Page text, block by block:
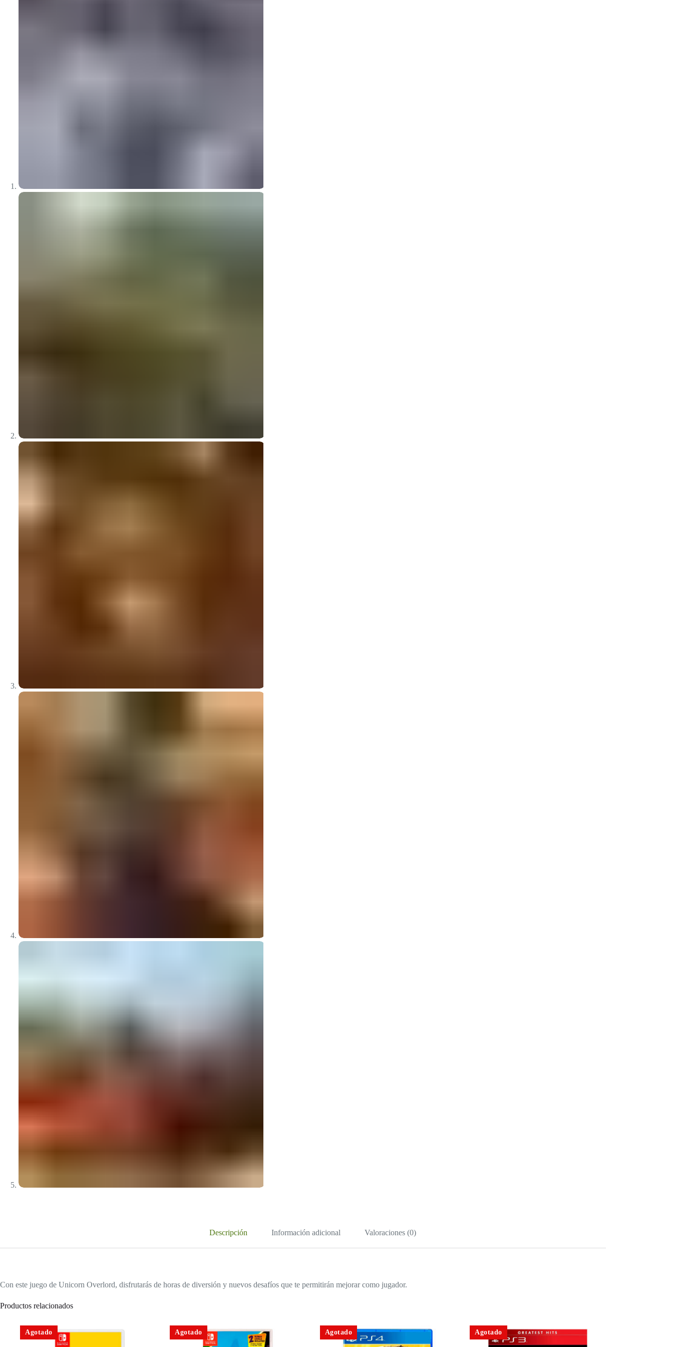
Descripción Información adicional Valoraciones (0)
Con este juego de Unicorn Overlord, disfrutarás de horas de diversión y nuevos desafíos que te permitirán mejorar como jugador.
Productos relacionados
Agotado Agotado Agotado Agotado